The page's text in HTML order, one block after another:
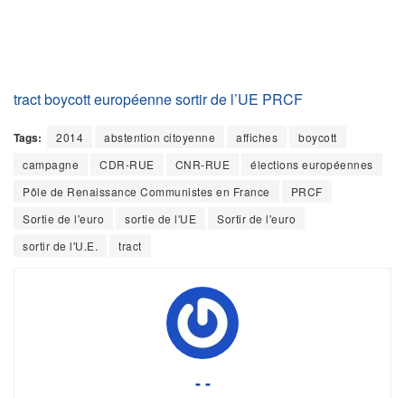
tract boycott européenne sortir de l’UE PRCF
Tags: 2014 abstention citoyenne affiches
boycott
campagne
CDR-RUE CNR-RUE
élections européennes
Pôle de Renaissance Communistes en France
PRCF
Sortie de l'euro
sortie de l'UE
Sortir de l'euro
sortir de l'U.E.
tract
- -